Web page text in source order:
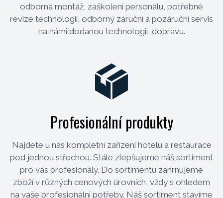
odborná montáž, zaškolení personálu, potřebné
revize technologií, odborný záruční a pozáruční servis
na námi dodanou technologii, dopravu.
Profesionální produkty
Najdete u nás kompletní zařízení hotelu a restaurace
pod jednou střechou. Stále zlepšujeme náš sortiment
pro vás profesionály. Do sortimentu zahrnujeme
zboží v různých cenových úrovních, vždy s ohledem
na vaše profesionální potřeby. Náš sortiment stavíme